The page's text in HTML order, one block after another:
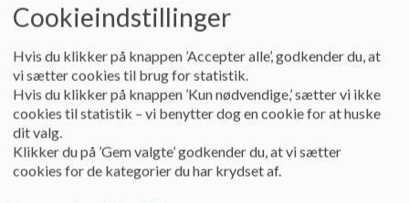
skovvangskolen-hammel
Skolens afdelinger Zenit
Zenit
Skolenærværsteamet ZENIT er et tilbud i Favrskov
Cookieindstillinger
Hvis du klikker på knappen ’Accepter alle’, godkender du, at
vi sætter cookies til brug for statistik.
Hvis du klikker på knappen ’Kun nødvendige,’ sætter vi ikke
cookies til statistik – vi benytter dog en cookie for at huske
dit valg.
Klikker du på ’Gem valgte’ godkender du, at vi sætter
cookies for de kategorier du har krydset af.